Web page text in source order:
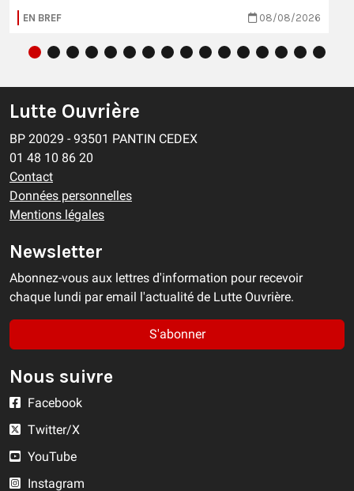
EN BREF 08/08/2026
Lutte Ouvrière
BP 20029 - 93501 PANTIN CEDEX
01 48 10 86 20
Contact
Données personnelles
Mentions légales
Newsletter
Abonnez-vous aux lettres d'information pour recevoir
chaque lundi par email l'actualité de Lutte Ouvrière.
S'abonner
Nous suivre
Facebook
Twitter/X
YouTube
Instagram